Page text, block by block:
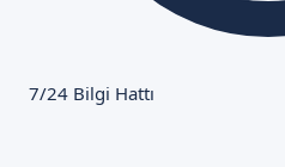
7/24 Bilgi Hattı